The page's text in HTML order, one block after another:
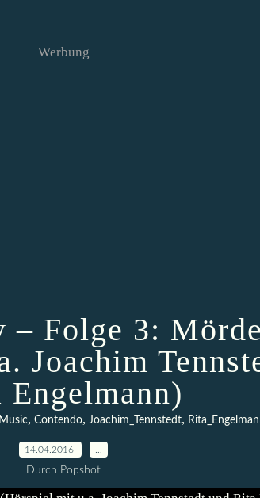
Werbung
Folge 3:
Joachim
Engelmann)
, Contendo, Joachim_Tennstedt,
14.04.2016
Durch Popshot